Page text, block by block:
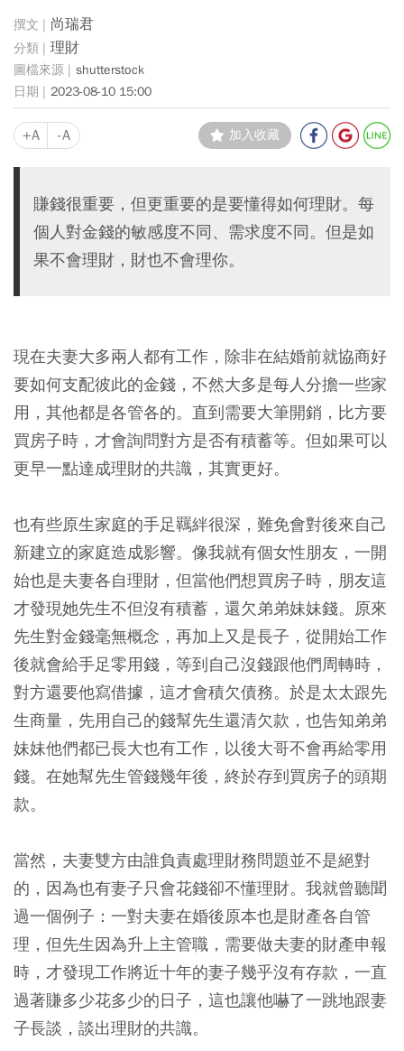
尚瑞君
理財
shutterstock
2023-08-10 15:00
+A -A 加入收藏
賺錢很重要，但更重要的是要懂得如何理財。每
個人對金錢的敏感度不同、需求度不同。但是如
果不會理財，財也不會理你。
現在夫妻大多兩人都有工作，除非在結婚前就協商好
要如何支配彼此的金錢，不然大多是每人分擔一些家
用，其他都是各管各的。直到需要大筆開銷，比方要
買房子時，才會詢問對方是否有積蓄等。但如果可以
更早一點達成理財的共識，其實更好。
也有些原生家庭的手足羈絆很深，難免會對後來自己
新建立的家庭造成影響。像我就有個女性朋友，一開
始也是夫妻各自理財，但當他們想買房子時，朋友這
才發現她先生不但沒有積蓄，還欠弟弟妹妹錢。原來
先生對金錢毫無概念，再加上又是長子，從開始工作
後就會給手足零用錢，等到自己沒錢跟他們周轉時，
對方還要他寫借據，這才會積欠債務。於是太太跟先
生商量，先用自己的錢幫先生還清欠款，也告知弟弟
妹妹他們都已長大也有工作，以後大哥不會再給零用
錢。在她幫先生管錢幾年後，終於存到買房子的頭期
款。
當然，夫妻雙方由誰負責處理財務問題並不是絕對
的，因為也有妻子只會花錢卻不懂理財。我就曾聽聞
過一個例子：一對夫妻在婚後原本也是財產各自管
理，但先生因為升上主管職，需要做夫妻的財產申報
時，才發現工作將近十年的妻子幾乎沒有存款，一直
過著賺多少花多少的日子，這也讓他嚇了一跳地跟妻
子長談，談出理財的共識。